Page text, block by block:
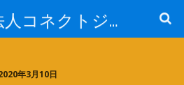
一般社団法人コネクトジャパン
年3月10日